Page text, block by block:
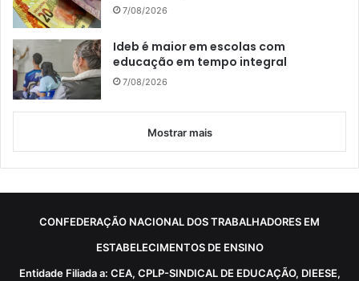
7/08/2026
Ideb é maior em escolas com
educação em tempo integral
7/08/2026
Mostrar mais
CONFEDERAÇÃO NACIONAL DOS TRABALHADORES EM
ESTABELECIMENTOS DE ENSINO
Entidade Filiada a: CEA, CPLP-SINDICAL DE EDUCAÇÃO, DIEESE,